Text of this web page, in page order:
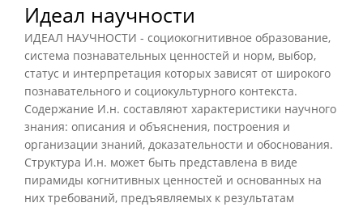
Идеал научности
ИДЕАЛ НАУЧНОСТИ - социокогнитивное образование,
система познавательных ценностей и норм, выбор,
статус и интерпретация которых зависят от широкого
познавательного и социокультурного контекста.
Содержание И.н. составляют характеристики научного
знания: описания и объяснения, построения и
организации знаний, доказательности и обоснования.
Структура И.н. может быть представлена в виде
пирамиды когнитивных ценностей и основанных на
них требований, предъявляемых к результатам